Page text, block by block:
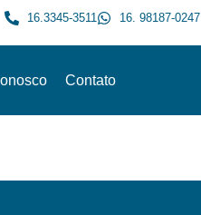
16.3345-3511 16. 98187-0247
Contato